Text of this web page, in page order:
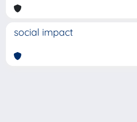
social impact